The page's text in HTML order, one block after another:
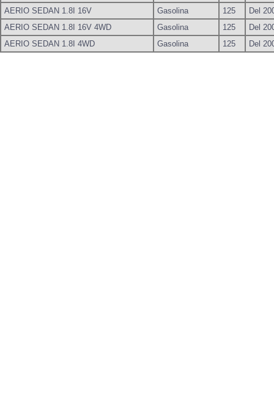
AERIO SEDAN 1.8I 16V
Gasolina 125
Del
AERIO SEDAN 1.8I 16V 4WD
Gasolina 125
Del
AERIO SEDAN 1.8I 4WD
Gasolina 125 Del